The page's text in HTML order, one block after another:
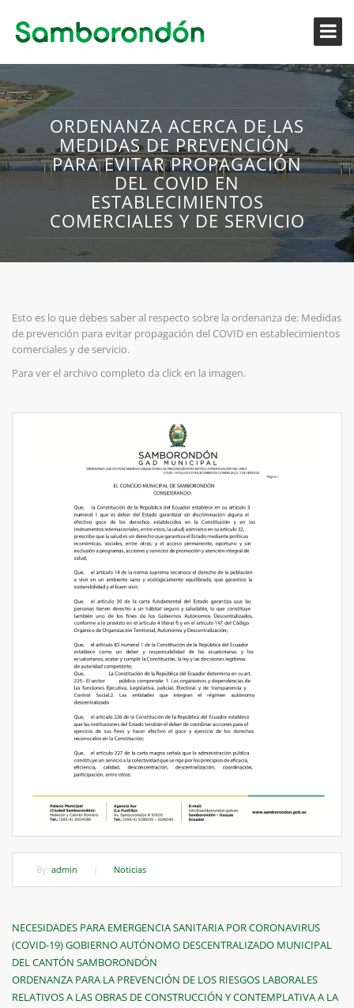
ORDENANZA ACERCA DE LAS
MEDIDAS DE PREVENCIÓN
PARA EVITAR PROPAGACIÓN
DEL COVID EN
ESTABLECIMIENTOS
COMERCIALES Y DE SERVICIO
Esto es lo que debes saber al respecto sobre la ordenanza de: Medidas
de prevención para evitar propagación del COVID en establecimientos
comerciales y de servicio.
Para ver el archivo completo da click en la imagen.
By: admin Noticias
Navegación
de
entradas
Previous
Post
NECESIDADES PARA EMERGENCIA SANITARIA POR CORONAVIRUS
(COVID-19) GOBIERNO AUTÓNOMO DESCENTRALIZADO MUNICIPAL
DEL CANTÓN SAMBORONDÓN
Next
Post
ORDENANZA PARA LA PREVENCIÓN DE LOS RIESGOS LABORALES
RELATIVOS A LAS OBRAS DE CONSTRUCCIÓN Y CONTEMPLATIVA A LA